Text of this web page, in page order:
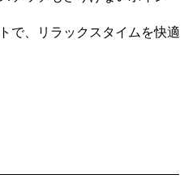
で、リラックスタイムを快適